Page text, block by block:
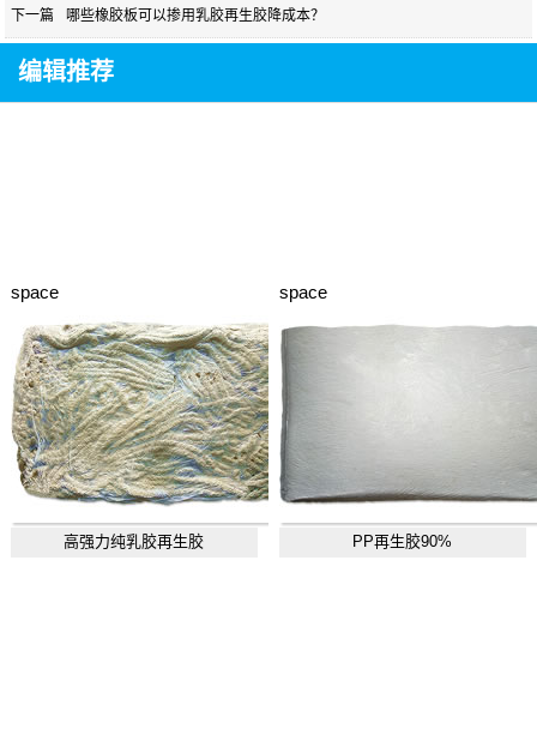
下一篇
哪些橡胶板可以掺用乳胶再生胶降成本？
编辑推荐
space
高强力纯乳胶再生胶
space
PP再生胶90%